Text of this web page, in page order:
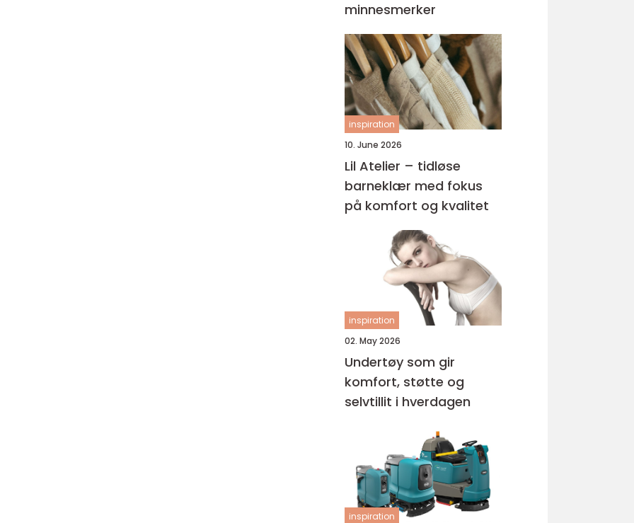
minnesmerker
inspiration
10. June 2026
Lil Atelier – tidløse
barneklær med fokus
på komfort og kvalitet
inspiration
02. May 2026
Undertøy som gir
komfort, støtte og
selvtillit i hverdagen
inspiration